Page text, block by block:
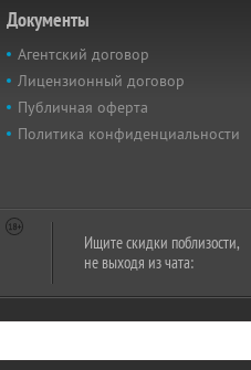
Документы
Агентский договор
Лицензионный договор
Публичная оферта
Политика конфиденциальности
Ищите скидки поблизости,
не выходя из чата: